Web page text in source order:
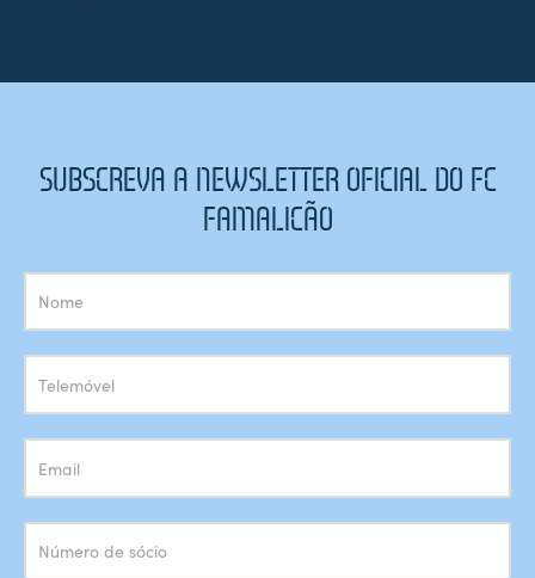
SUBSCREVA A NEWSLETTER OFICIAL DO FC
FAMALICÃO
Subscrição
Newsletter